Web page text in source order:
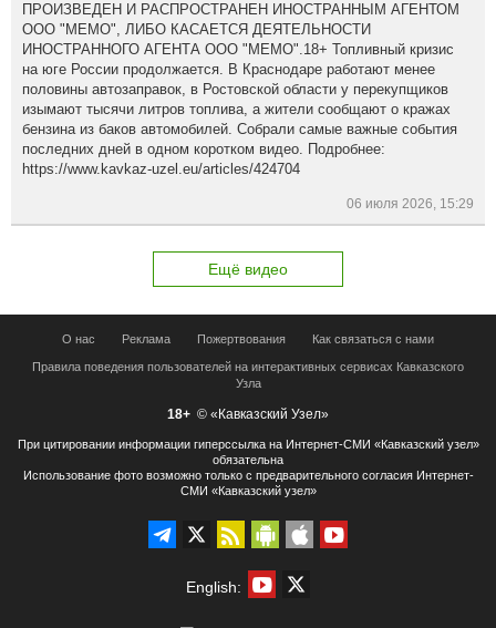
ПРОИЗВЕДЕН И РАСПРОСТРАНЕН ИНОСТРАННЫМ АГЕНТОМ
ООО "МЕМО", ЛИБО КАСАЕТСЯ ДЕЯТЕЛЬНОСТИ
ИНОСТРАННОГО АГЕНТА ООО "МЕМО".18+ Топливный кризис
на юге России продолжается. В Краснодаре работают менее
половины автозаправок, в Ростовской области у перекупщиков
изымают тысячи литров топлива, а жители сообщают о кражах
бензина из баков автомобилей. Собрали самые важные события
последних дней в одном коротком видео. Подробнее:
https://www.kavkaz-uzel.eu/articles/424704
06 июля 2026, 15:29
Ещё видео
О нас Реклама Пожертвования Как связаться с нами
Правила поведения пользователей на интерактивных сервисах Кавказского
Узла
18+ © «Кавказский Узел»
При цитировании информации гиперссылка на Интернет-СМИ «Кавказский узел»
обязательна
Использование фото возможно только с предварительного согласия Интернет-
СМИ «Кавказский узел»
English: